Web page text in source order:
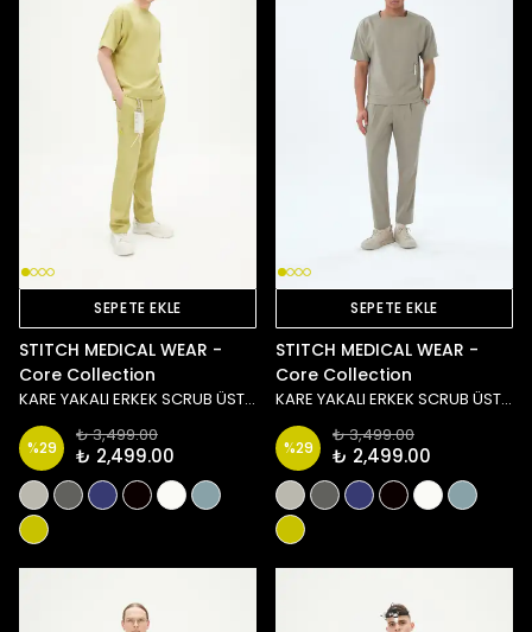
SEPETE EKLE
STITCH MEDICAL WEAR -
Core Collection
KARE YAKALI ERKEK SCRUB ÜST - YEŞİL
%29
₺ 3,499.00
₺ 2,499.00
SEPETE EKLE
STITCH MEDICAL WEAR -
Core Collection
KARE YAKALI ERKEK SCRUB ÜST - TAŞ/YEŞİL
%29
₺ 3,499.00
₺ 2,499.00